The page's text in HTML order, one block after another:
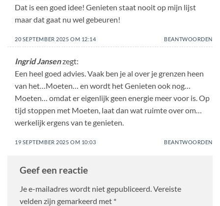
Dat is een goed idee! Genieten staat nooit op mijn lijst
maar dat gaat nu wel gebeuren!
20 SEPTEMBER 2025 OM 12:14 BEANTWOORDEN
Ingrid Jansenzegt:
Een heel goed advies. Vaak ben je al over je grenzen heen
van het…Moeten… en wordt het Genieten ook nog…
Moeten… omdat er eigenlijk geen energie meer voor is. Op
tijd stoppen met Moeten, laat dan wat ruimte over om…
werkelijk ergens van te genieten.
19 SEPTEMBER 2025 OM 10:03 BEANTWOORDEN
Geef een reactie
Je e-mailadres wordt niet gepubliceerd. Vereiste
velden zijn gemarkeerd met *